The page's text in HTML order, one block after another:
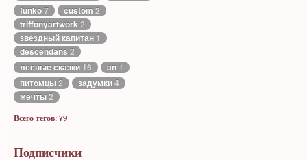
funko7 custom 2
triffonyartwork2
звездный капитан 1
descendans 2
лесные сказки 16 an 1
питомцы2 задумки4
мечты2
Всего тегов: 79
Подписчики